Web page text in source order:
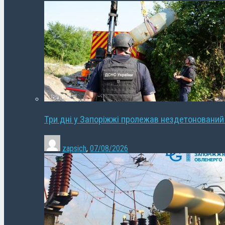
Три дні у Запоріжжі пролежав
zapsich, 07/08/2026